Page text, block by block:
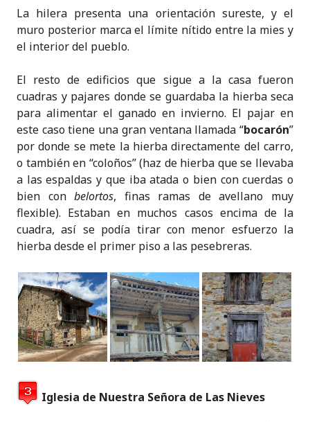
La hilera presenta una orientación sureste, y el
muro posterior marca el límite nítido entre la mies y
el interior del pueblo.
El resto de edificios que sigue a la casa fueron
cuadras y pajares donde se guardaba la hierba seca
para alimentar el ganado en invierno. El pajar en
este caso tiene una gran ventana llamada “bocarón”
por donde se mete la hierba directamente del carro,
o también en “coloños” (haz de hierba que se llevaba
a las espaldas y que iba atada o bien con cuerdas o
bien conbelortos, finas ramas de avellano muy
flexible). Estaban en muchos casos encima de la
cuadra, así se podía tirar con menor esfuerzo la
hierba desde el primer piso a las pesebreras.
Iglesia de Nuestra Señora de Las Nieves